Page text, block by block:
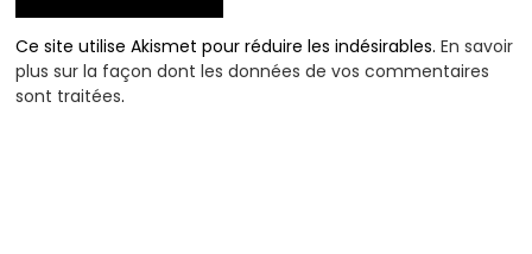
Ce site utilise Akismet pour réduire les indésirables.En savoir
plus sur la façon dont les données de vos commentaires
sont traitées.